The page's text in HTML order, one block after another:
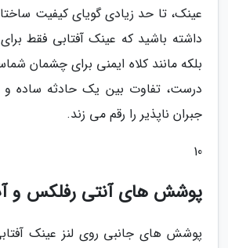
عینک، تا حد زیادی گویای کیفیت
داشته باشید که عینک آفتابی فقط
بلکه مانند کلاه ایمنی برای چشمان
درست، تفاوت بین یک حادثه ساده
جبران ناپذیر را رقم می زند.
10
پوشش های آنتی رفلکس و
پوشش های جانبی روی لنز عینک